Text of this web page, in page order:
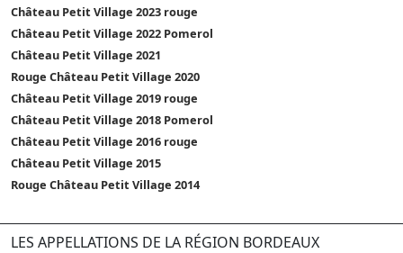
Château Petit Village 2023 rouge
Château Petit Village 2022 Pomerol
Château Petit Village 2021
Rouge Château Petit Village 2020
Château Petit Village 2019 rouge
Château Petit Village 2018 Pomerol
Château Petit Village 2016 rouge
Château Petit Village 2015
Rouge Château Petit Village 2014
LES APPELLATIONS DE LA RÉGION BORDEAUX